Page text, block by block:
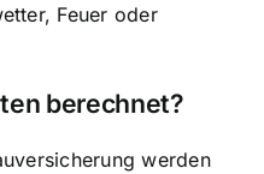
Feuer oder
berechnet?
werden